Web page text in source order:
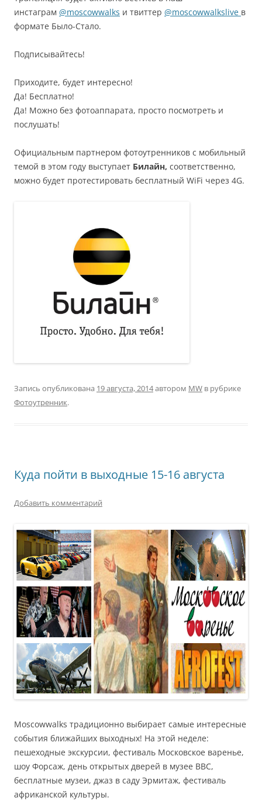
инстаграм @moscowwalks и твиттер @moscowwalkslive в
формате Было-Стало.
Подписывайтесь!
Приходите, будет интересно!
Да! Бесплатно!
Да! Можно без фотоаппарата, просто посмотреть и
послушать!
Официальным партнером фотоутренников с мобильный
темой в этом году выступает Билайн, соответственно,
можно будет протестировать бесплатный WiFi через 4G.
Запись опубликована 19 августа, 2014автором MW в рубрике
Фотоутренник.
Куда пойти в выходные 15-16 августа
Добавить комментарий
Moscowwalks традиционно выбирает самые интересные
события ближайших выходных! На этой неделе:
пешеходные экскурсии, фестиваль Московское варенье,
шоу Форсаж, день открытых дверей в музее ВВС,
бесплатные музеи, джаз в саду Эрмитаж, фестиваль
африканской культуры.